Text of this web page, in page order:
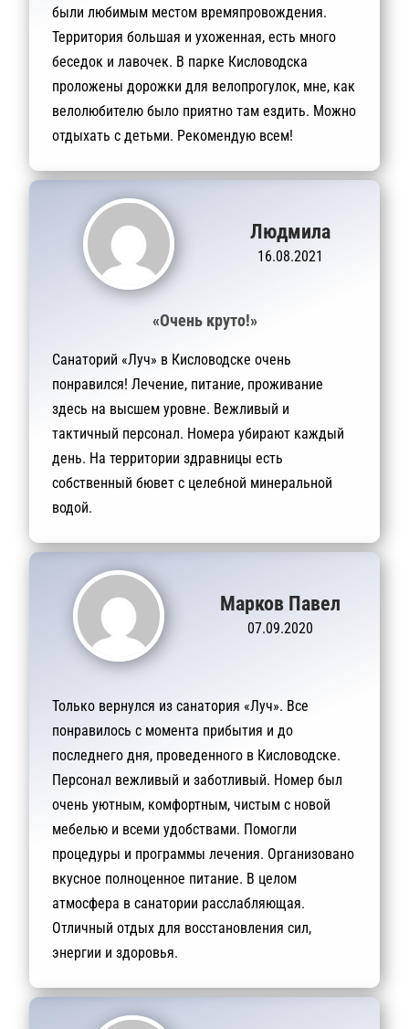
были любимым местом времяпровождения.
Территория большая и ухоженная, есть много
беседок и лавочек. В парке Кисловодска
проложены дорожки для велопрогулок, мне, как
велолюбителю было приятно там ездить. Можно
отдыхать с детьми. Рекомендую всем!
Людмила
16.08.2021
«Очень круто!»
Санаторий «Луч» в Кисловодске очень
понравился! Лечение, питание, проживание
здесь на высшем уровне. Вежливый и
тактичный персонал. Номера убирают каждый
день. На территории здравницы есть
собственный бювет с целебной минеральной
водой.
Марков Павел
07.09.2020
Только вернулся из санатория «Луч». Все
понравилось с момента прибытия и до
последнего дня, проведенного в Кисловодске.
Персонал вежливый и заботливый. Номер был
очень уютным, комфортным, чистым с новой
мебелью и всеми удобствами. Помогли
процедуры и программы лечения. Организовано
вкусное полноценное питание. В целом
атмосфера в санатории расслабляющая.
Отличный отдых для восстановления сил,
энергии и здоровья.